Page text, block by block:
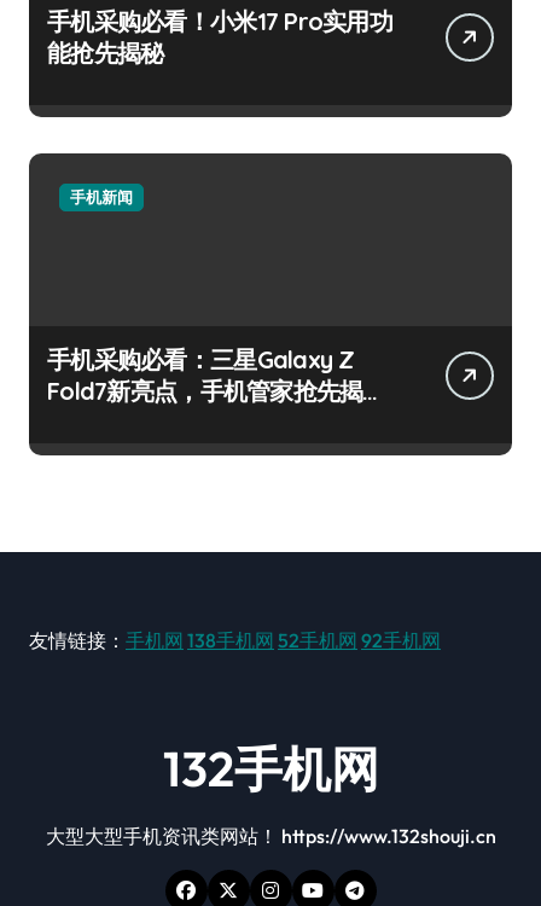
手机采购必看！小米17 Pro实用功
能抢先揭秘
手机新闻
手机采购必看：三星Galaxy Z
Fold7新亮点，手机管家抢先揭
友情链接： 手机网 138手机网 52手机网 92手机网
132手机网
大型大型手机资讯类网站！ https://www.132shouji.cn